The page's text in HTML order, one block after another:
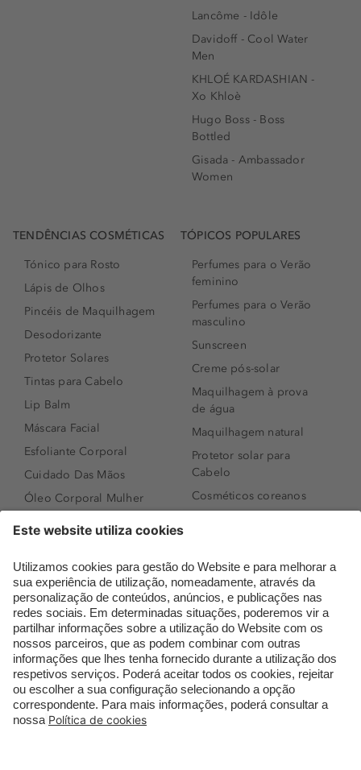
Lancôme - Idôle
Davidoff - Cool Water
Men
KHLOÉ KARDASHIAN -
Xo Khloè
Hugo Boss - Boss
Bottled
Gisada - Ambassador
Women
TENDÊNCIAS COSMÉTICAS
Tónico para Rosto
Lápis de Olhos
Pincéis de Maquilhagem
Desodorizante
Protetor Solares
Tintas para Cabelo
Lip Balm
Máscara Facial
Esfoliante Corporal
Cuidado Das Mãos
Óleo Corporal Mulher
Sérum de Rosto
Body mist & Spray
corporal
Produtos para Cabelo
Homem
Espuma de Limpeza
Facial
Dermocosmética
TÓPICOS POPULARES
Perfumes para o Verão
feminino
Perfumes para o Verão
masculino
Sunscreen
Creme pós-solar
Maquilhagem à prova
de água
Maquilhagem natural
Protetor solar para
Cabelo
Cosméticos coreanos
Perfumes árabes
Novidades
Melhores Perfumes
Femininos
TOP 10: Perfumes
Masculinos
Pestanas Postiças
Creme Rosto Homem